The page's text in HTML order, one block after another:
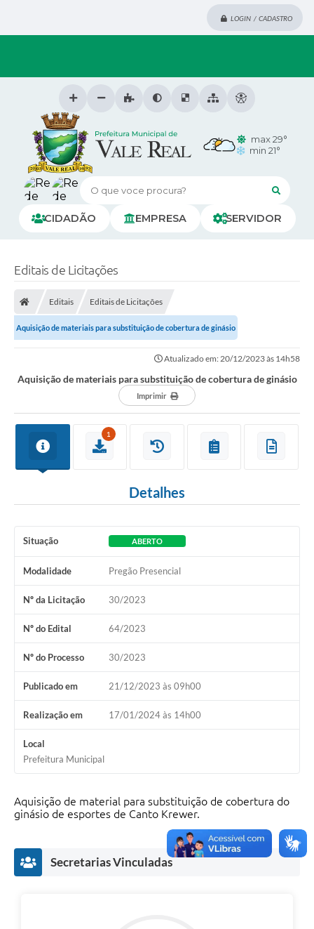
LOGIN / CADASTRO
O que voce procura?
CIDADÃO EMPRESA SERVIDOR
max 29°
min 21°
Editais de Licitações
Editais Editais de Licitações
Aquisição de materiais para substituição de cobertura de ginásio
Atualizado em: 20/12/2023 às 14h58
Aquisição de materiais para substituição de cobertura de ginásio
Imprimir
1
Detalhes
Situação ABERTO
Modalidade Pregão Presencial
Nº da Licitação 30/2023
Nº do Edital 64/2023
Nº do Processo 30/2023
Publicado em 21/12/2023 às 09h00
Realização em 17/01/2024 às 14h00
Local
Prefeitura Municipal
Aquisição de material para substituição de cobertura do
ginásio de esportes de Canto Krewer.
Secretarias Vinculadas